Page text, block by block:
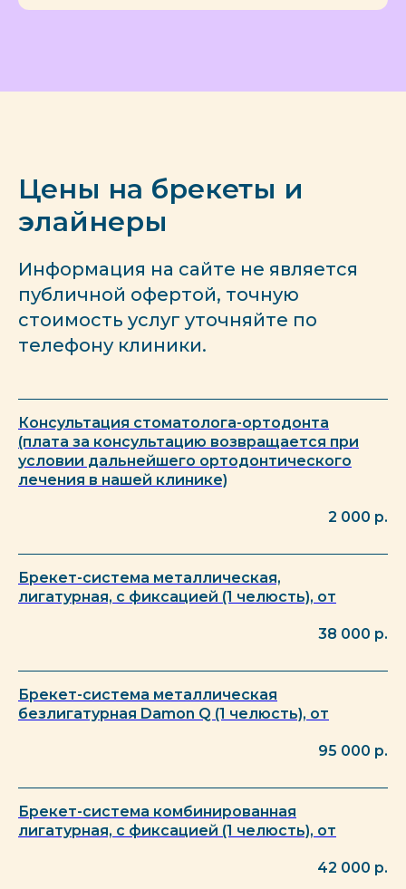
Цены на брекеты и
элайнеры
Информация на сайте не является
публичной офертой, точную
стоимость услуг уточняйте по
телефону клиники.
Консультация стоматолога-ортодонта
(плата за консультацию возвращается при
условии дальнейшего ортодонтического
лечения в нашей клинике)
2 000 р.
Брекет-система металлическая,
лигатурная, с фиксацией (1 челюсть), от
38 000 р.
Брекет-система металлическая
безлигатурная Damon Q (1 челюсть), от
95 000 р.
Брекет-система комбинированная
лигатурная, с фиксацией (1 челюсть), от
42 000 р.
Записаться